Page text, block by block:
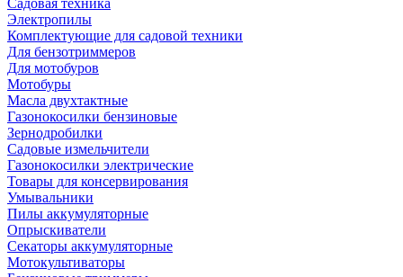
Садовая техника
Электропилы
Комплектующие для садовой техники
Для бензотриммеров
Для мотобуров
Мотобуры
Масла двухтактные
Газонокосилки бензиновые
Зернодробилки
Садовые измельчители
Газонокосилки электрические
Товары для консервирования
Умывальники
Пилы аккумуляторные
Опрыскиватели
Секаторы аккумуляторные
Мотокультиваторы